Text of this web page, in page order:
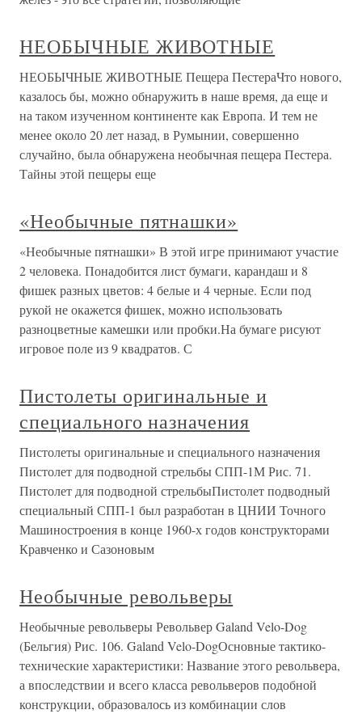
НЕОБЫЧНЫЕ ЖИВОТНЫЕ
НЕОБЫЧНЫЕ ЖИВОТНЫЕ Пещера ПестераЧто нового,
казалось бы, можно обнаружить в наше время, да еще и
на таком изученном континенте как Европа. И тем не
менее около 20 лет назад, в Румынии, совершенно
случайно, была обнаружена необычная пещера Пестера.
Тайны этой пещеры еще
«Необычные пятнашки»
«Необычные пятнашки» В этой игре принимают участие
2 человека. Понадобится лист бумаги, карандаш и 8
фишек разных цветов: 4 белые и 4 черные. Если под
рукой не окажется фишек, можно использовать
разноцветные камешки или пробки.На бумаге рисуют
игровое поле из 9 квадратов. С
Пистолеты оригинальные и
специального назначения
Пистолеты оригинальные и специального назначения
Пистолет для подводной стрельбы СПП-1М Рис. 71.
Пистолет для подводной стрельбыПистолет подводный
специальный СПП-1 был разработан в ЦНИИ Точного
Машиностроения в конце 1960-х годов конструкторами
Кравченко и Сазоновым
Необычные револьверы
Необычные револьверы Револьвер Galand Velo-Dog
(Бельгия) Рис. 106. Galand Velo-DogОсновные тактико-
технические характеристики: Название этого револьвера,
а впоследствии и всего класса револьверов подобной
конструкции, образовалось из комбинации слов